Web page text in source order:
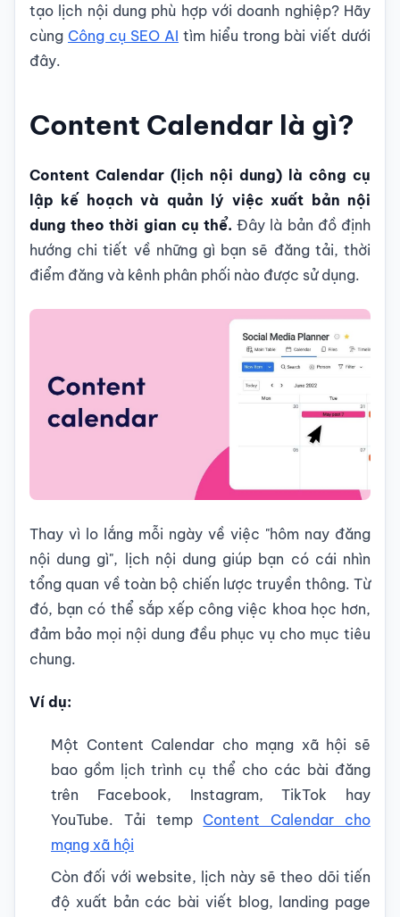
tạo lịch nội dung phù hợp với doanh nghiệp? Hãy
cùng Công cụ SEO AI tìm hiểu trong bài viết dưới
đây.
Content Calendar là gì?
Content Calendar (lịch nội dung) là công cụ
lập kế hoạch và quản lý việc xuất bản nội
dung theo thời gian cụ thể. Đây là bản đồ định
hướng chi tiết về những gì bạn sẽ đăng tải, thời
điểm đăng và kênh phân phối nào được sử dụng.
Thay vì lo lắng mỗi ngày về việc "hôm nay đăng
nội dung gì", lịch nội dung giúp bạn có cái nhìn
tổng quan về toàn bộ chiến lược truyền thông. Từ
đó, bạn có thể sắp xếp công việc khoa học hơn,
đảm bảo mọi nội dung đều phục vụ cho mục tiêu
chung.
Ví dụ:
Một Content Calendar cho mạng xã hội sẽ
bao gồm lịch trình cụ thể cho các bài đăng
trên Facebook, Instagram, TikTok hay
YouTube. Tải temp Content Calendar cho
mạng xã hội
Còn đối với website, lịch này sẽ theo dõi tiến
độ xuất bản các bài viết blog, landing page